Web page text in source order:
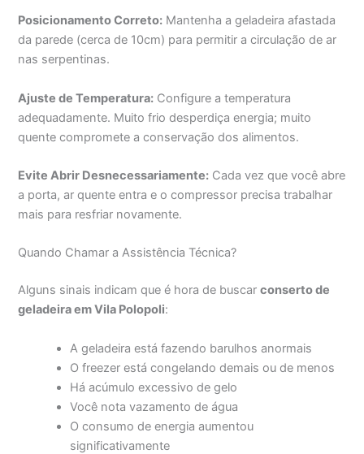
Posicionamento Correto: Mantenha a geladeira afastada
da parede (cerca de 10cm) para permitir a circulação de ar
nas serpentinas.
Ajuste de Temperatura: Configure a temperatura
adequadamente. Muito frio desperdiça energia; muito
quente compromete a conservação dos alimentos.
Evite Abrir Desnecessariamente: Cada vez que você abre
a porta, ar quente entra e o compressor precisa trabalhar
mais para resfriar novamente.
Quando Chamar a Assistência Técnica?
Alguns sinais indicam que é hora de buscarconserto de
geladeira em Vila Polopoli:
A geladeira está fazendo barulhos anormais
O freezer está congelando demais ou de menos
Há acúmulo excessivo de gelo
Você nota vazamento de água
O consumo de energia aumentou
significativamente